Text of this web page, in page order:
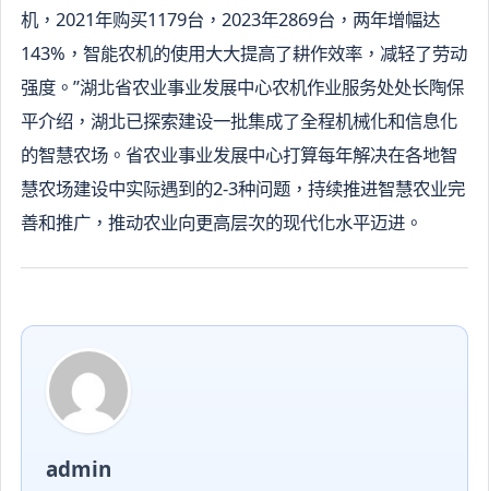
机，2021年购买1179台，2023年2869台，两年增幅达
143%，智能农机的使用大大提高了耕作效率，减轻了劳动
强度。”湖北省农业事业发展中心农机作业服务处处长陶保
平介绍，湖北已探索建设一批集成了全程机械化和信息化
的智慧农场。省农业事业发展中心打算每年解决在各地智
慧农场建设中实际遇到的2-3种问题，持续推进智慧农业完
善和推广，推动农业向更高层次的现代化水平迈进。
admin